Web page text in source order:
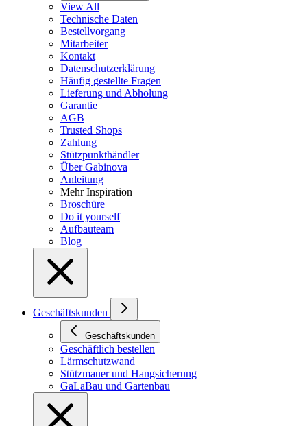
View All
Technische Daten
Bestellvorgang
Mitarbeiter
Kontakt
Datenschutzerklärung
Häufig gestellte Fragen
Lieferung und Abholung
Garantie
AGB
Trusted Shops
Zahlung
Stützpunkthändler
Über Gabinova
Anleitung
Mehr Inspiration
Broschüre
Do it yourself
Aufbauteam
Blog
Geschäftskunden
Geschäftskunden
Geschäftlich bestellen
Lärmschutzwand
Stützmauer und Hangsicherung
GaLaBau und Gartenbau